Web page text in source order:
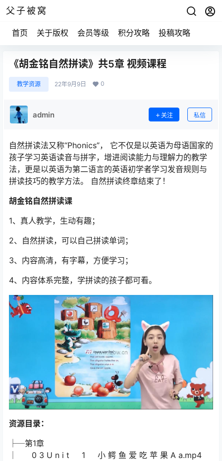
父子被窝
首页 关于版权 会员等级 积分攻略 投稿攻略
《胡金铭自然拼读》共5章 视频课程
教学资源 22年9月9日 0
admin 关注 私信
自然拼读法又称“Phonics”， 它不仅是以英语为母语国家的
孩子学习英语读音与拼字，增进阅读能力与理解力的教学
法，更是以英语为第二语言的英语初学者学习发音规则与
拼读技巧的教学方法。 自然拼读终章结束了！
胡金铭自然拼读课
1、真人教学，生动有趣；
2、自然拼读，可以自己拼读单词；
3、内容高清，有字幕，方便学习；
4、内容体系完整，学拼读的孩子都可看。
资源目录：
├─第1章
│ 0 3 U n i t 1 小 鳄 鱼 爱 吃 苹 果 A a.mp4